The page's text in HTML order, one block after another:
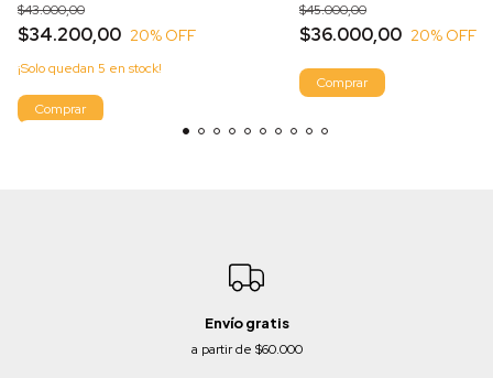
$34.200,00
$43.000,00
20% OFF
¡Solo quedan 5 en stock!
Comprar
$36.000,00
$45.000,00
20% OFF
Envío gratis
a partir de $60.000